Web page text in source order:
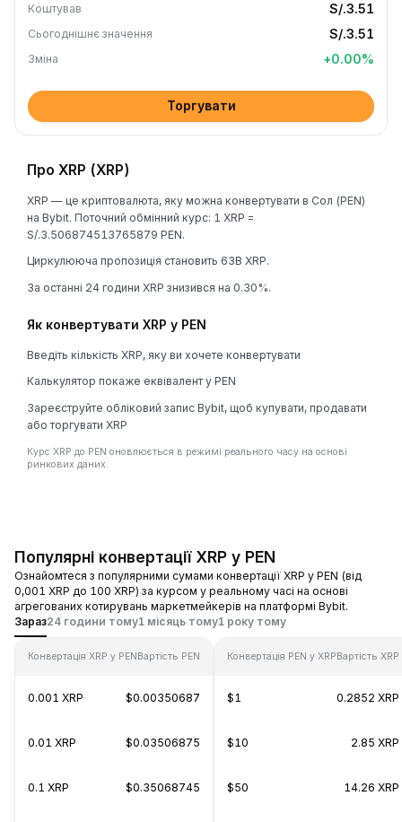
Коштував S/.3.51
Сьогоднішнє значення S/.3.51
Зміна +0.00%
Торгувати
Про XRP (XRP)
XRP — це криптовалюта, яку можна конвертувати в Сол (PEN)
на Bybit. Поточний обмінний курс: 1 XRP =
S/.3.506874513765879 PEN.
Циркулююча пропозиція становить 63B XRP.
За останні 24 години XRP знизився на 0.30%.
Як конвертувати XRP у PEN
Введіть кількість XRP, яку ви хочете конвертувати
Калькулятор покаже еквівалент у PEN
Зареєструйте обліковий запис Bybit, щоб купувати, продавати
або торгувати XRP
Курс XRP до PEN оновлюється в режимі реального часу на основі
ринкових даних.
Популярні конвертації XRP у PEN
Ознайомтеся з популярними сумами конвертації XRP у PEN (від
0,001 XRP до 100 XRP) за курсом у реальному часі на основі
агрегованих котирувань маркетмейкерів на платформі Bybit.
Зараз24 години тому1 місяць тому1 року тому
Конвертація XRP у PENВартість PEN
0.001 XRP $0.00350687
0.01 XRP $0.03506875
0.1 XRP $0.35068745
Конвертація PEN у XRPВартість XRP
$1 0.2852 XRP
$10 2.85 XRP
$50 14.26 XRP